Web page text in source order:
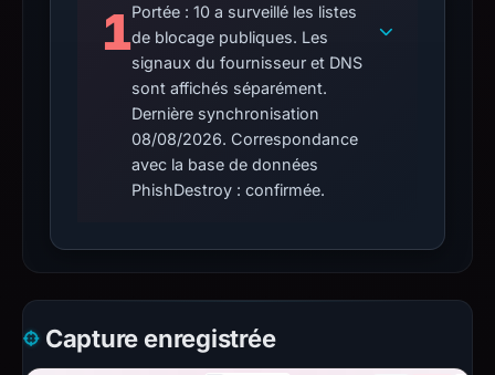
1Portée : 10 a surveillé les listes
de blocage publiques. Les
signaux du fournisseur et DNS
sont affichés séparément.
Dernière synchronisation
08/08/2026. Correspondance
avec la base de données
PhishDestroy : confirmée.
Capture enregistrée